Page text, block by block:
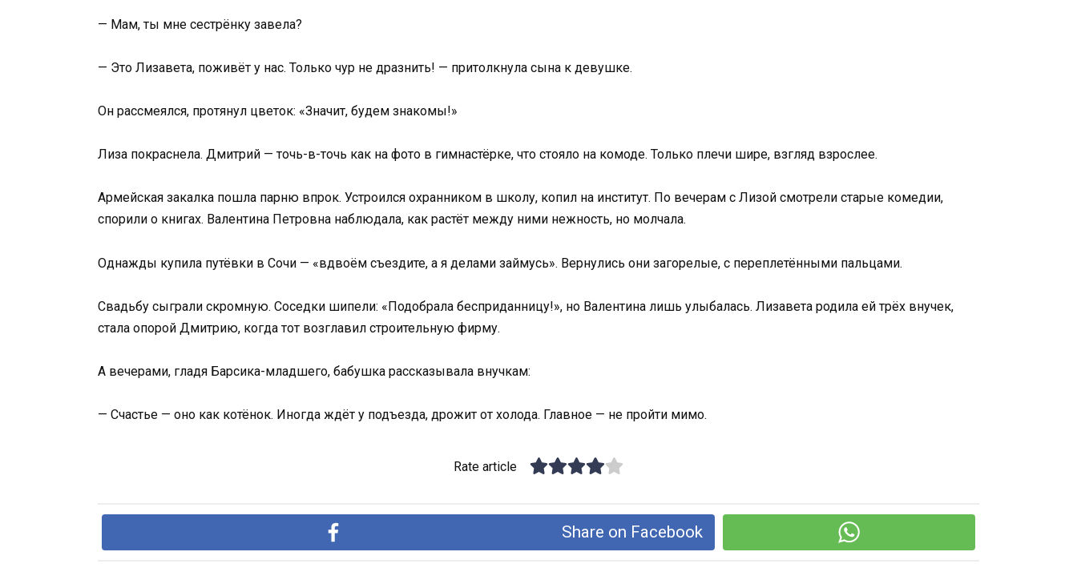
— Мам, ты мне сестрёнку завела?
— Это Лизавета, поживёт у нас. Только чур не дразнить! — притолкнула сына к девушке.
Он рассмеялся, протянул цветок: «Значит, будем знакомы!»
Лиза покраснела. Дмитрий — точь-в-точь как на фото в гимнастёрке, что стояло на комоде. Только плечи шире, взгляд взрослее.
Армейская закалка пошла парню впрок. Устроился охранником в школу, копил на институт. По вечерам с Лизой смотрели старые комедии,
спорили о книгах. Валентина Петровна наблюдала, как растёт между ними нежность, но молчала.
Однажды купила путёвки в Сочи — «вдвоём съездите, а я делами займусь». Вернулись они загорелые, с переплетёнными пальцами.
Свадьбу сыграли скромную. Соседки шипели: «Подобрала бесприданницу!», но Валентина лишь улыбалась. Лизавета родила ей трёх внучек,
стала опорой Дмитрию, когда тот возглавил строительную фирму.
А вечерами, гладя Барсика-младшего, бабушка рассказывала внучкам:
— Счастье — оно как котёнок. Иногда ждёт у подъезда, дрожит от холода. Главное — не пройти мимо.
Rate article
Share on Facebook